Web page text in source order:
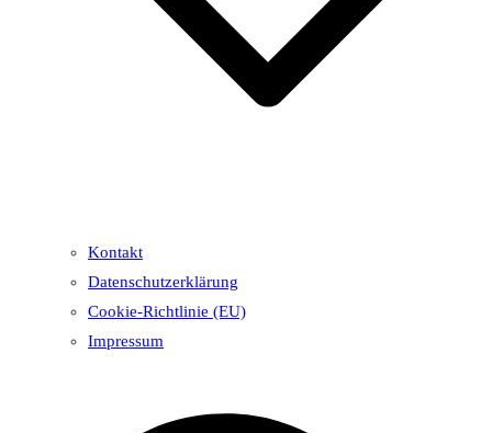
Kontakt
Datenschutzerklärung
Cookie-Richtlinie (EU)
Impressum